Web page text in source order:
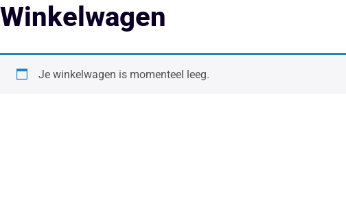
Winkelwagen
Je winkelwagen is momenteel leeg.